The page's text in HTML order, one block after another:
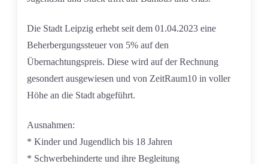
Die Stadt Leipzig erhebt seit dem 01.04.2023 eine
Beherbergungssteuer von 5% auf den
Übernachtungspreis. Diese wird auf der Rechnung
gesondert ausgewiesen und von ZeitRaum10 in voller
Höhe an die Stadt abgeführt.
Ausnahmen:
* Kinder und Jugendlich bis 18 Jahren
* Schwerbehinderte und ihre Begleitung